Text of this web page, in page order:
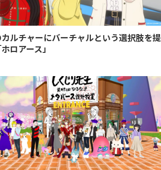
ルチャーにバーチャルという選択肢を提
ロアース」